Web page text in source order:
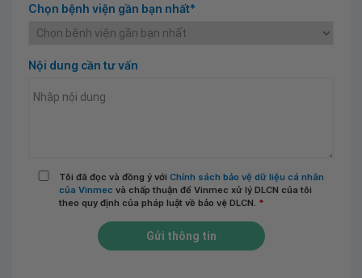
Chọn bệnh viện gần bạn nhất*
Nội dung cần tư vấn
Tôi đã đọc và đồng ý với Chính sách bảo vệ dữ liệu cá nhân
của Vinmec và chấp thuận để Vinmec xử lý DLCN của tôi
theo quy định của pháp luật về bảo vệ DLCN. *
Gửi thông tin